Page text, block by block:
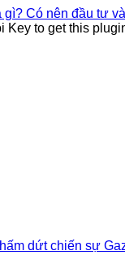
gì? Có nên đầu tư
Key to get this
dứt chiến sự